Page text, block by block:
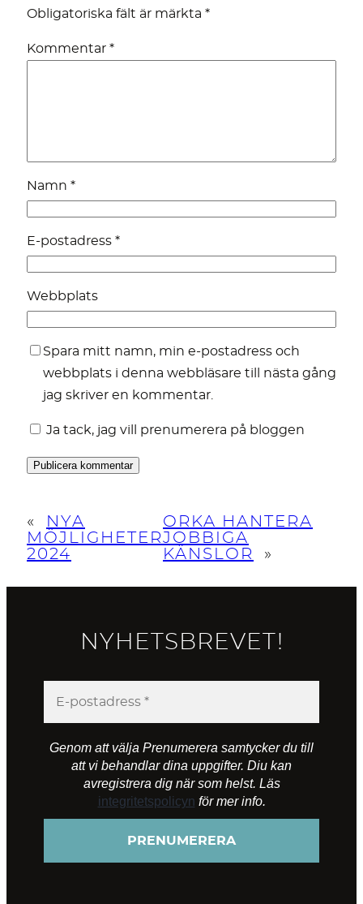
Obligatoriska fält är märkta *
Kommentar *
Namn *
E-postadress *
Webbplats
Spara mitt namn, min e-postadress och
webbplats i denna webbläsare till nästa gång
jag skriver en kommentar.
Ja tack, jag vill prenumerera på bloggen
«
NYA
MÖJLIGHETER
2024
ORKA HANTERA
JOBBIGA
KÄNSLOR
»
NYHETSBREVET!
Genom att välja Prenumerera samtycker du till
att vi behandlar dina uppgifter. Diu kan
avregistrera dig när som helst. Läs
integritetspolicyn för mer info.